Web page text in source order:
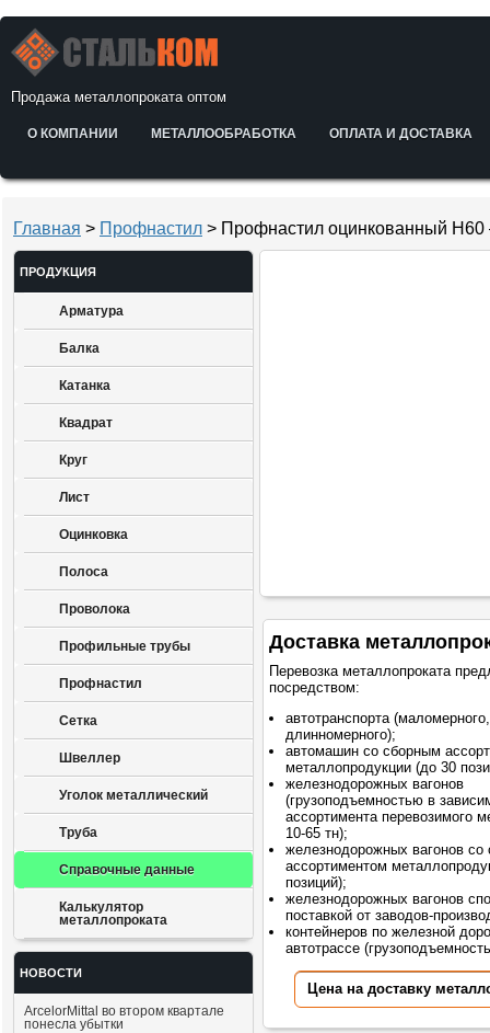
Продажа металлопроката оптом
О КОМПАНИИ МЕТАЛЛООБРАБОТКА ОПЛАТА И ДОСТАВКА
Главная > Профнастил > Профнастил оцинкованный
ПРОДУКЦИЯ
Арматура
Балка
Катанка
Квадрат
Круг
Лист
Оцинковка
Полоса
Проволока
Профильные трубы
Профнастил
Сетка
Швеллер
Уголок металлический
Труба
Справочные данные
Калькулятор
металлопроката
НОВОСТИ
ArcelorMittal во втором квартале
понесла убытки
Доставка
Перевозка металлопроката
посредством:
автотранспорта (маломерного,
длинномерного);
автомашин со сборным
металлопродукции (до 30
железнодорожных вагонов
(грузоподъемностью в
ассортимента перевозимого
10-65 тн);
железнодорожных вагонов со
ассортиментом
позиций);
железнодорожных вагонов
поставкой от заводов-
контейнеров по железной
автотрассе
Цена на доставку